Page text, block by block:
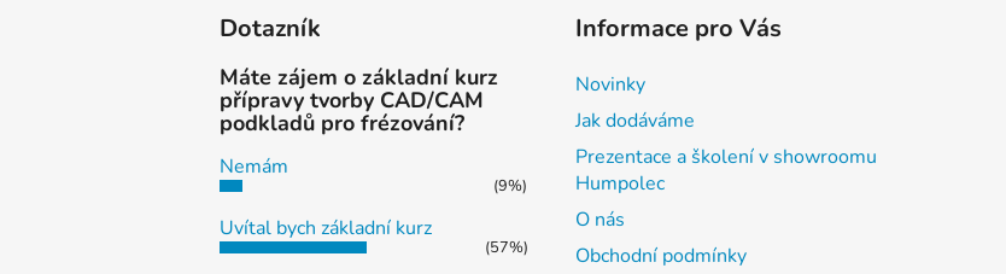
Dotazník
Máte zájem o základní kurz
přípravy tvorby CAD/CAM
podkladů pro frézování?
Nemám
(9%)
Uvítal bych základní kurz
(57%)
Informace pro Vás
Novinky
Jak dodáváme
Prezentace a školení v showroomu
Humpolec
O nás
Obchodní podmínky